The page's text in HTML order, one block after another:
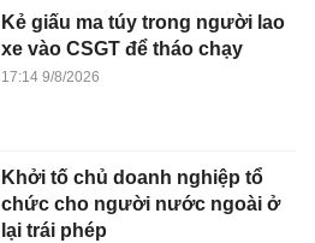
Kẻ giấu ma túy trong người lao
xe vào CSGT để tháo chạy
17:14 9/8/2026
Khởi tố chủ doanh nghiệp tổ
chức cho người nước ngoài ở
lại trái phép